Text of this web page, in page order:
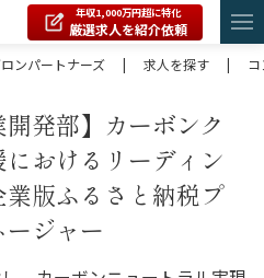
年収1,000万円超に特化
厳選求人を紹介依頼
ンパートナーズ
| 求人を探す |
開発部】カーボンク
おけるリーディン
版ふるさと納税プ
ジャー